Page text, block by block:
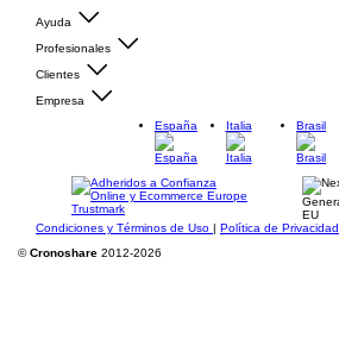
Ayuda
Profesionales
Clientes
Empresa
España
Italia Brasil
Condiciones y Términos de Uso | Política de Privacidad
©Cronoshare 2012-2026